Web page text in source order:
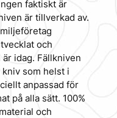
faktiskt är
är tillverkad av.
och
idag. Fällkniven
som helst i
anpassad för
på alla sätt. 100%
och